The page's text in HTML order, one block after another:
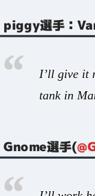
piggy選手：
I’ll give it
tank in
Gnome選手(